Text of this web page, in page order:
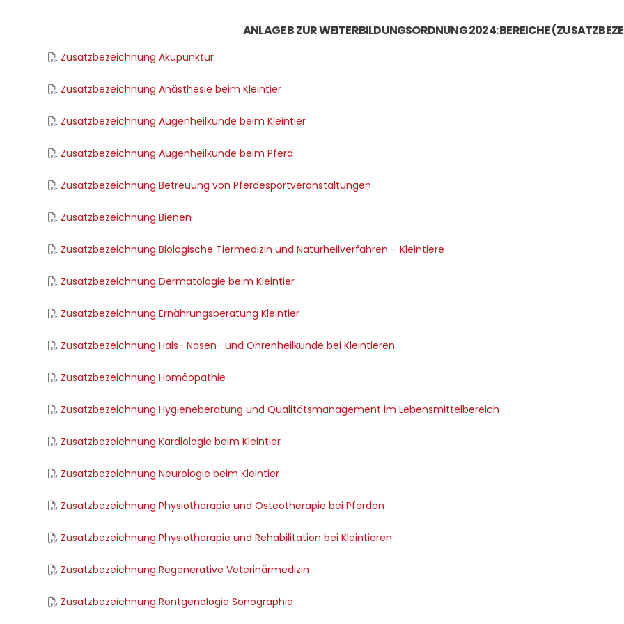
ANLAGE B ZUR WEITERBILDUNGSORDNUNG 2024: BEREICHE
Zusatzbezeichnung Akupunktur
Zusatzbezeichnung Anästhesie beim Kleintier
Zusatzbezeichnung Augenheilkunde beim Kleintier
Zusatzbezeichnung Augenheilkunde beim Pferd
Zusatzbezeichnung Betreuung von Pferdesportveranstaltungen
Zusatzbezeichnung Bienen
Zusatzbezeichnung Biologische Tiermedizin und Naturheilverfahren – Kleintiere
Zusatzbezeichnung Dermatologie beim Kleintier
Zusatzbezeichnung Ernährungsberatung Kleintier
Zusatzbezeichnung Hals- Nasen- und Ohrenheilkunde bei Kleintieren
Zusatzbezeichnung Homöopathie
Zusatzbezeichnung Hygieneberatung und Qualitätsmanagement im Lebensmittelbereich
Zusatzbezeichnung Kardiologie beim Kleintier
Zusatzbezeichnung Neurologie beim Kleintier
Zusatzbezeichnung Physiotherapie und Osteotherapie bei Pferden
Zusatzbezeichnung Physiotherapie und Rehabilitation bei Kleintieren
Zusatzbezeichnung Regenerative Veterinärmedizin
Zusatzbezeichnung Röntgenologie Sonographie